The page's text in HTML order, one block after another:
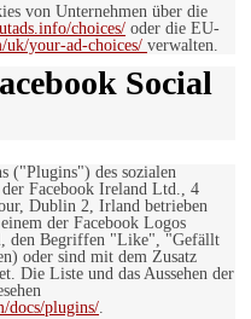
von Unternehmen über die
choices/ oder die EU-
your-ad-choices/ verwalten.
Social
("Plugins") des sozialen
Facebook Ireland Ltd., 4
Dublin 2, Irland betrieben
der Facebook Logos
den Begriffen "Like", "Gefällt
oder sind mit dem Zusatz
Die Liste und das Aussehen der
docs/plugins/.